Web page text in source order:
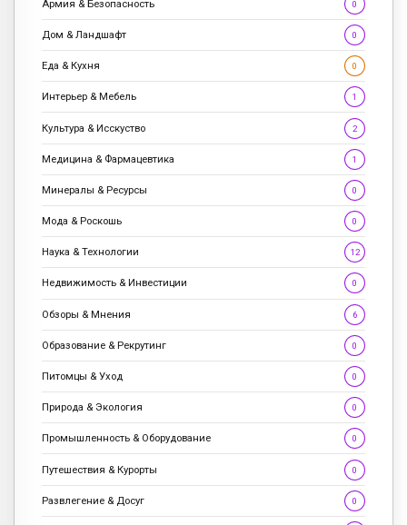
Армия & Безопасность 0
Дом & Ландшафт 0
Еда & Кухня 0
Интерьер & Мебель 1
Культура & Исскуство 2
Медицина & Фармацевтика 1
Минералы & Ресурсы 0
Мода & Роскошь 0
Наука & Технологии 12
Недвижимость & Инвестиции 0
Обзоры & Мнения 6
Образование & Рекрутинг 0
Питомцы & Уход 0
Природа & Экология 0
Промышленность & Оборудование 0
Путешествия & Курорты 0
Развлегение & Досуг 0